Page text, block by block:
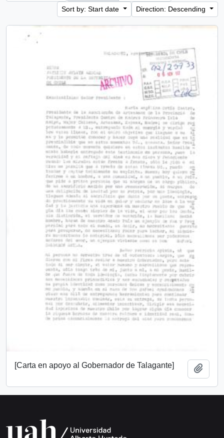
Sort by: Start date
Direction: Descending
[Carta en apoyo al Gobernador de Talagante]